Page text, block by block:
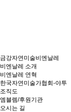
금강자연미술비엔날레
비엔날레 소개
비엔날레 연혁
한국자연미술가협회-야투
조직도
엠블렘/후원기관
오시는 길